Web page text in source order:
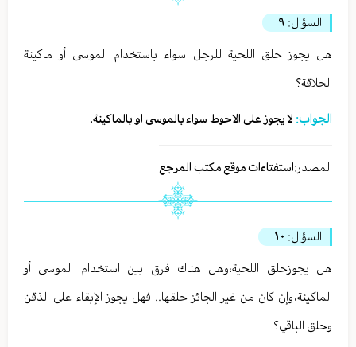
السؤال: ٩
هل يجوز حلق اللحية للرجل سواء باستخدام الموسى أو ماكينة
الحلاقة؟
الجواب: لا يجوز على الاحوط سواء بالموسى او بالماكينة.
المصدر:استفتاءات موقع مكتب المرجع
السؤال: ١٠
هل يجوزحلق اللحية،وهل هناك فرق بين استخدام الموسى أو
الماكينة،وإن كان من غير الجائز حلقها.. فهل يجوز الإبقاء على الذقن
وحلق الباقي؟